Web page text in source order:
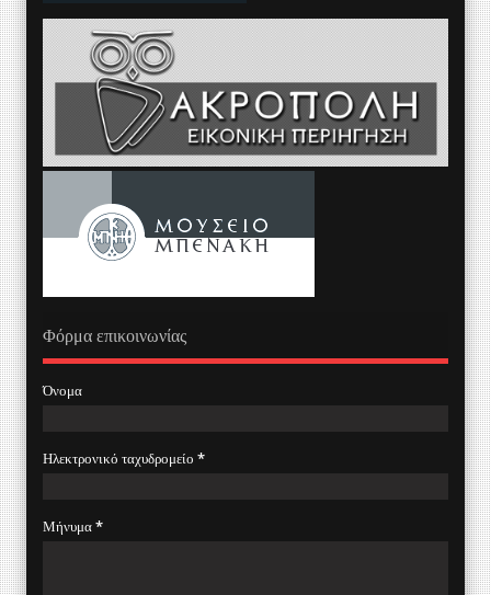
Φόρμα επικοινωνίας
Όνομα
Ηλεκτρονικό ταχυδρομείο *
Μήνυμα*